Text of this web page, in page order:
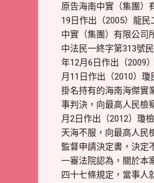
原告海南中實（集團）
19日作出（2005）龍
中實（集團）有限公司
中法民一終字第313號
年12月6日作出（2009
月11日作出（2010）
掛名持有的海南海傑實
事判決，向最高人民檢
月2日作出（2012）瓊
天海不服，向最高人民
監督申請決定書，決定
一審法院認為，關於本
四十七條規定，當事人